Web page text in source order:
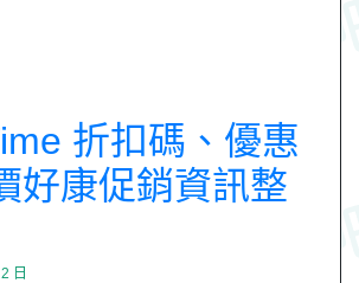
折扣碼、優惠
好康促銷資訊整
日